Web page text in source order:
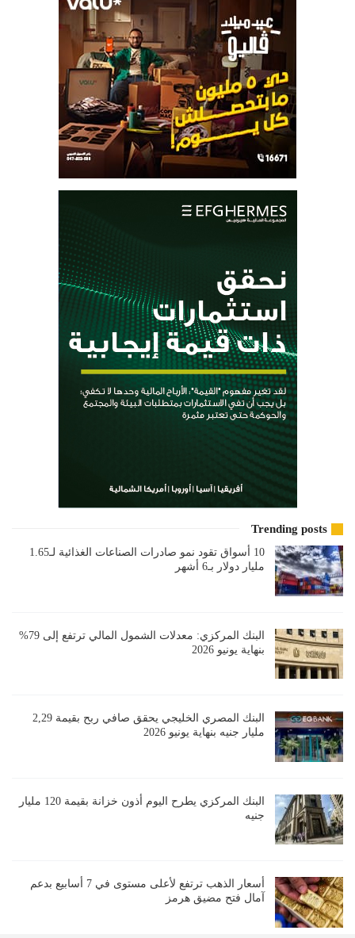
Trending posts
10 أسواق تقود نمو صادرات الصناعات الغذائية لـ1.65
مليار دولار بـ6 أشهر
البنك المركزي: معدلات الشمول المالي ترتفع إلى 79%
بنهاية يونيو 2026
البنك المصري الخليجي يحقق صافي ربح بقيمة 2,29
مليار جنيه بنهاية يونيو 2026
البنك المركزي يطرح اليوم أذون خزانة بقيمة 120 مليار
جنيه
أسعار الذهب ترتفع لأعلى مستوى في 7 أسابيع بدعم
آمال فتح مضيق هرمز